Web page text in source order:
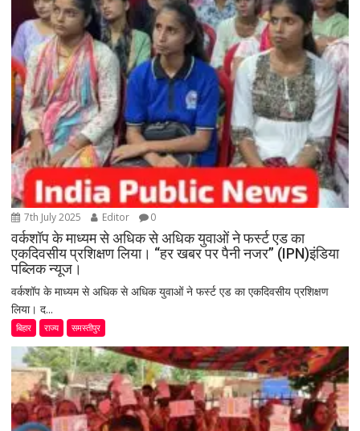
7th July 2025 Editor 0
वर्कशॉप के माध्यम से अधिक से अधिक युवाओं ने फर्स्ट एड का
एकदिवसीय प्रशिक्षण लिया। “हर खबर पर पैनी नजर” (IPN)इंडिया
पब्लिक न्यूज।
वर्कशॉप के माध्यम से अधिक से अधिक युवाओं ने फर्स्ट एड का एकदिवसीय प्रशिक्षण
लिया। द...
बिहार राज्य समस्तीपुर